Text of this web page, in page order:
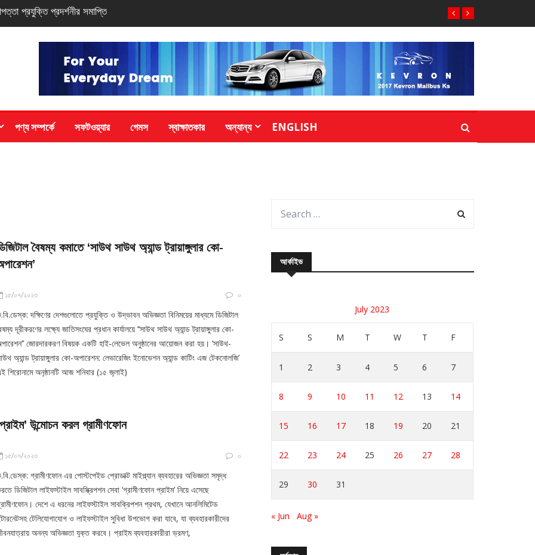
স্মার্টফোন
পণ্য সম্পর্কে সফটওয়্যার গেমস স্বাক্ষাতকার অন্যান্য ENGLISH
বৈষম্য কমাতে ‘সাউথ সাউথ অ্যান্ড ট্রায়াঙ্গুলার কো-
১৫/০৭/২০২৩ ০
দক্ষিণের দেশগুলোতে প্রযুক্তি ও উদ্ভাবন অভিজ্ঞতা বিনিময়ের মাধ্যমে ডিজিটাল
দূরীকরণের লক্ষ্যে জাতিসংঘের প্রধান কার্যালয়ে ‘‘সাউথ সাউথ অ্যান্ড ট্রায়াঙ্গুলার কো-
জোরদারকরণ বিষয়ক একটি হাই-লেভেল অনুষ্ঠানের আয়োজন করা হয়। ‘সাউথ-
অ্যান্ড ট্রায়াঙ্গুলার কো-অপারেশন: লেভারেজিং ইনোভেশন অ্যান্ড কাটিং এজ টেকনোলজি’
শিরোনামে অনুষ্ঠানটি আজ শনিবার (১৫ জুলাই)
উন্মোচন করল গ্রামীণফোন
১৫/০৭/২০২৩ ০
গ্রামীণফোন এর পোস্টপেইড প্রোডাক্ট মাইপ্ল্যান ব্যবহারের অভিজ্ঞতা সমৃদ্ধ
ডিজিটাল লাইফস্টাইল সাবস্ক্রিপশন সেবা ‘গ্রামীণফোন প্রাইম’ নিয়ে এসেছে
দেশে এ ধরনের লাইফস্টাইল সাবক্রিপশন প্রথম, যেখানে আনলিমিটেড
টেলিযোগাযোগ ও লাইফস্টাইল সুবিধা উপভোগ করা যাবে, যা ব্যবহারকারীদের
অনন্য অভিজ্ঞতা যুক্ত করবে। প্রাইম ব্যবহারকারীরা ভ্রমণ,
আর্কাইভ
July 2023
S S M T W T F
1 2 3 4 5 6 7
8 9 10 11 12 13 14
15 16 17 18 19 20 21
22 23 24 25 26 27 28
29 30 31
« Jun Aug »